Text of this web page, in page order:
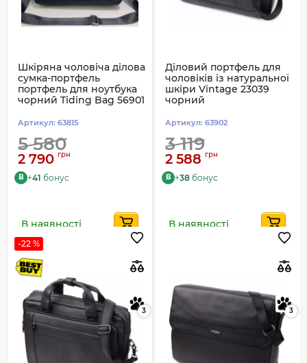
Шкіряна чоловіча ділова
сумка-портфель
портфель для ноутбука
чорний Tiding Bag 56901
Артикул: 63815
5 580
2 790 грн
B +41 бонус
В наявності
Діловий портфель для
чоловіків із натуральної
шкіри Vintage 23039
чорний
Артикул: 63902
3 119
2 588 грн
B +38 бонус
В наявності
-22 %
3 3